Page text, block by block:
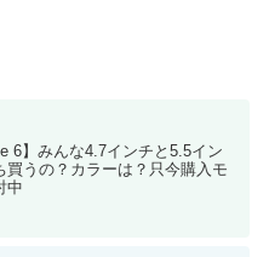
6】みんな4.7インチと5.5イン
買うの？カラーは？只今購入モ
中